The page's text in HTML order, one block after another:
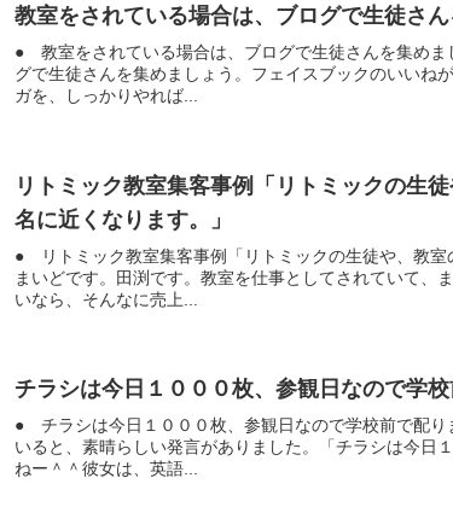
教室をされている場合は、ブログで生徒さん
● 教室をされている場合は、ブログで生徒さんを集め
グで生徒さんを集めましょう。フェイスブックのいいね
ガを、しっかりやれば...
リトミック教室集客事例「リトミックの生
名に近くなります。」
● リトミック教室集客事例「リトミックの生徒や、教室
まいどです。田渕です。教室を仕事としてされていて、
いなら、そんなに売上...
チラシは今日１０００枚、参観日なので学校
● チラシは今日１０００枚、参観日なので学校前で配
いると、素晴らしい発言がありました。「チラシは今日
ねー＾＾彼女は、英語...